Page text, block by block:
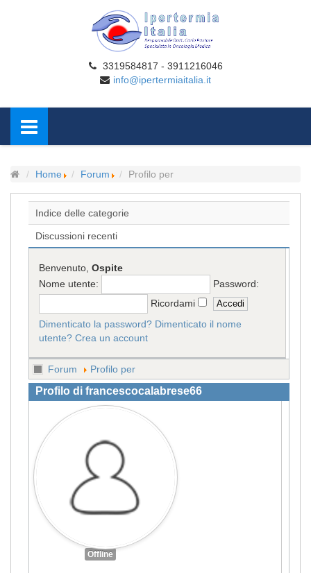
3319584817 - 3911216046
info@ipertermiaitalia.it
Home Forum Profilo per
Indice delle categorie
Discussioni recenti
Benvenuto,Ospite
Nome utente:
Password:
Ricordami
Dimenticato la password? Dimenticato il nome
utente? Crea un account
Forum Profilo per
Profilo di francescocalabrese66
Offline